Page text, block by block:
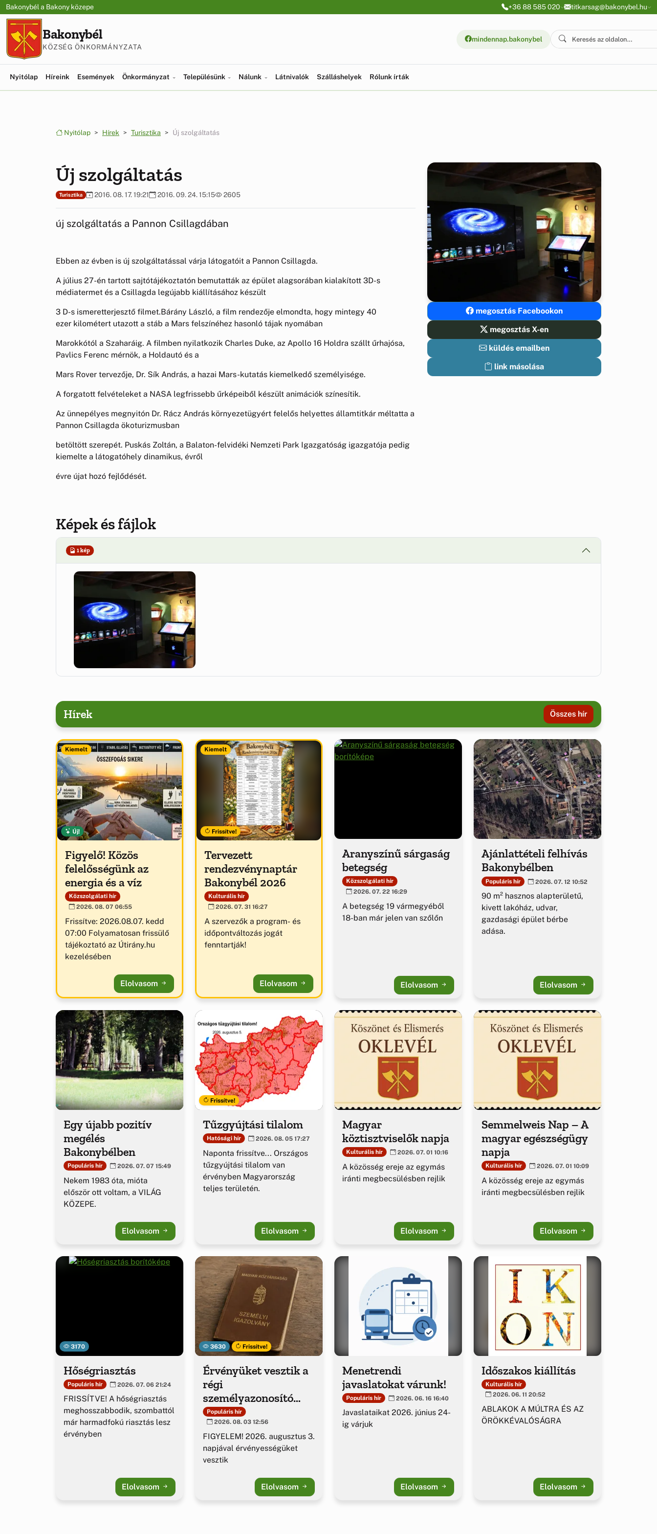
Ugrás a menüre
Ugrás a tartalomra
Bakonybél a Bakony közepe +36 88 585 020 titkarsag@bakonybel.hu
Bakonybél
KÖZSÉG ÖNKORMÁNYZATA
mindennap.bakonybel
Nyitólap Híreink Események Önkormányzat Településünk Nálunk Látnivalók Szálláshelyek Rólunk írták
Nyitólap Hírek Turisztika Új szolgáltatás
Új szolgáltatás
Turisztika 2016. 08. 17. 19:21 2016. 09. 24. 15:15 2605
új szolgáltatás a Pannon Csillagdában
Ebben az évben is új szolgáltatással várja látogatóit a Pannon Csillagda.
A július 27-én tartott sajtótájékoztatón bemutatták az épület alagsorában kialakított 3D-s
médiatermet és a Csillagda legújabb kiállításához készült
3 D-s ismeretterjesztő filmet.Bárány László, a film rendezője elmondta, hogy mintegy 40
ezer kilométert utazott a stáb a Mars felszínéhez hasonló tájak nyomában
Marokkótól a Szaharáig. A filmben nyilatkozik Charles Duke, az Apollo 16 Holdra szállt űrhajósa,
Pavlics Ferenc mérnök, a Holdautó és a
Mars Rover tervezője, Dr. Sík András, a hazai Mars-kutatás kiemelkedő személyisége.
A forgatott felvételeket a NASA legfrissebb űrképeiből készült animációk színesítik.
Az ünnepélyes megnyitón Dr. Rácz András környezetügyért felelős helyettes államtitkár méltatta a
Pannon Csillagda ökoturizmusban
betöltött szerepét. Puskás Zoltán, a Balaton-felvidéki Nemzeti Park Igazgatóság igazgatója pedig
kiemelte a látogatóhely dinamikus, évről
évre újat hozó fejlődését.
megosztás Facebookon
megosztás X-en
küldés emailben
link másolása
Képek és fájlok
1 kép
Hírek Összes hír
Kiemelt
Új!
Figyelő! Közös
felelősségünk az
energia és a víz
Közszolgálati hír
2026. 08. 07 06:55
Frissítve: 2026.08.07. kedd
07:00 Folyamatosan frissülő
tájékoztató az Útirány.hu
kezelésében
Elolvasom
Kiemelt
Frissítve!
Tervezett
rendezvénynaptár
Bakonybél 2026
Kulturális hír
2026. 07. 31 16:27
A szervezők a program- és
időpontváltozás jogát
fenntartják!
Elolvasom
Aranyszínű sárgaság
betegség
Közszolgálati hír
2026. 07. 22 16:29
A betegség 19 vármegyéből
18-ban már jelen van szőlőn
Elolvasom
Ajánlattételi felhívás
Bakonybélben
Populáris hír 2026. 07. 12 10:52
90 m² hasznos alapterületű,
kivett lakóház, udvar,
gazdasági épület bérbe
adása.
Elolvasom
Egy újabb pozitív
megélés
Bakonybélben
Populáris hír 2026. 07. 07 15:49
Nekem 1983 óta, mióta
először ott voltam, a VILÁG
KÖZEPE.
Elolvasom
Frissítve!
Tűzgyújtási tilalom
Hatósági hír 2026. 08. 05 17:27
Naponta frissítve... Országos
tűzgyújtási tilalom van
érvényben Magyarország
teljes területén.
Elolvasom
Magyar
köztisztviselők napja
Kulturális hír 2026. 07. 01 10:16
A közösség ereje az egymás
iránti megbecsülésben rejlik
Elolvasom
Semmelweis Nap – A
magyar egészségügy
napja
Kulturális hír 2026. 07. 01 10:09
A közösség ereje az egymás
iránti megbecsülésben rejlik
Elolvasom
3170
Hőségriasztás
Populáris hír 2026. 07. 06 21:24
FRISSÍTVE! A hőségriasztás
meghosszabbodik, szombattól
már harmadfokú riasztás lesz
érvényben
Elolvasom
3630 Frissítve!
Érvényüket vesztik a
régi
személyazonosító
igazolványok
Populáris hír
2026. 08. 03 12:56
FIGYELEM! 2026. augusztus 3.
napjával érvényességüket
vesztik
Elolvasom
Menetrendi
javaslatokat várunk!
Populáris hír 2026. 06. 16 16:40
Javaslataikat 2026. június 24-
ig várjuk
Elolvasom
Időszakos kiállítás
Kulturális hír
2026. 06. 11 20:52
ABLAKOK A MÚLTRA ÉS AZ
ÖRÖKKÉVALÓSÁGRA
Elolvasom